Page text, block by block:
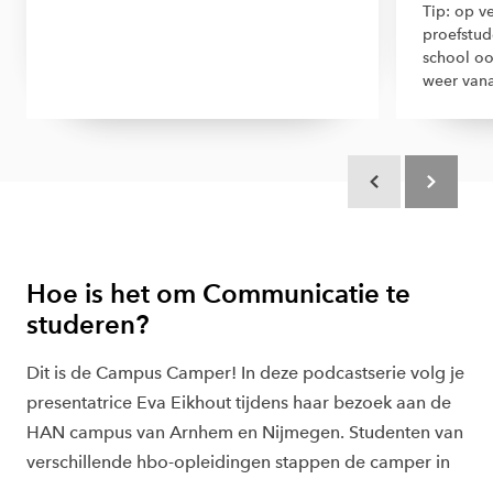
Tip: op
school
weer
Hoe is het om Communicatie te
studeren?
Dit is de Campus Camper! In deze podcastserie volg je
presentatrice Eva Eikhout tijdens haar bezoek aan de
HAN campus van Arnhem en Nijmegen. Studenten van
verschillende hbo-opleidingen stappen de camper in